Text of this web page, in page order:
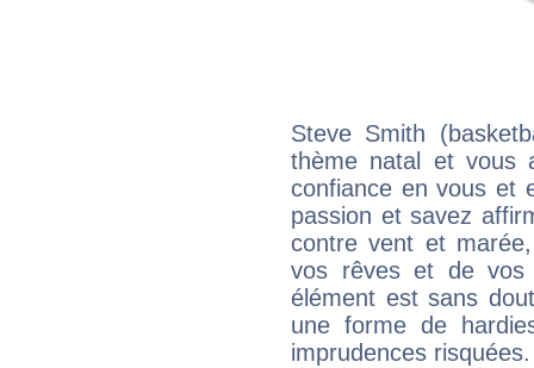
Steve Smith
thème natal et vous
confiance en vous et
passion et savez
contre vent et
vos rêves et de vos
élément est sans
une forme de
imprudences risquées.